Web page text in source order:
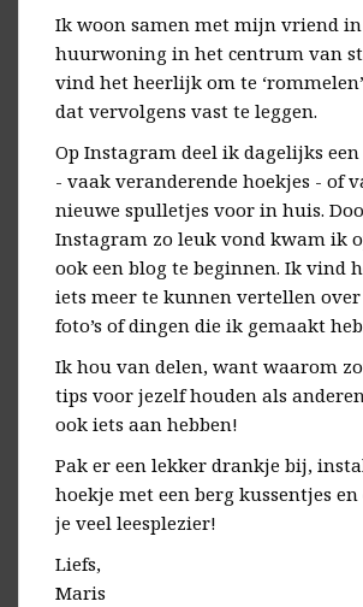
Ik woon samen met mijn vriend in
huurwoning in het centrum van
vind het heerlijk om te
dat vervolgens vast te leggen.
Op Instagram deel ik dagelijks
- vaak veranderende hoekjes - of
nieuwe spulletjes voor in huis.
Instagram zo leuk vond kwam ik
ook een blog te beginnen. Ik vind
iets meer te kunnen vertellen over
foto’s of dingen die ik gemaakt
Ik hou van delen, want waarom
tips voor jezelf houden als
ook iets aan hebben!
Pak er een lekker drankje bij,
hoekje met een berg kussentjes
je veel leesplezier!
Liefs,
Maris